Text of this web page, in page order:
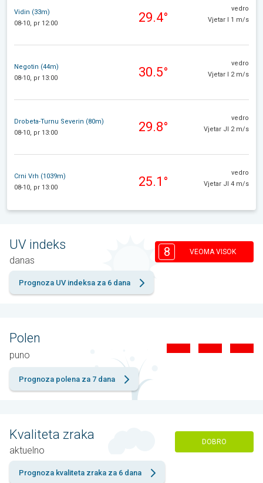
Vidin (33m)
08-10, pr 12:00
29.4°
vedro
Vjetar I 1 m/s
Negotin (44m)
08-10, pr 13:00
30.5°
vedro
Vjetar I 2 m/s
Drobeta-Turnu Severin (80m)
08-10, pr 13:00
29.8°
vedro
Vjetar JI 2 m/s
Crni Vrh (1039m)
08-10, pr 13:00
25.1°
vedro
Vjetar JI 4 m/s
UV indeks
danas
8 VEOMA VISOK
Prognoza UV indeksa za 6 dana
Polen
puno
Prognoza polena za 7 dana
Kvaliteta zraka
aktuelno
DOBRO
Prognoza kvaliteta zraka za 6 dana